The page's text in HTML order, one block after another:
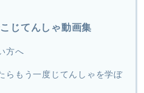
じてんしゃ動画集
方へ
らもう一度じてんしゃを学ぼ